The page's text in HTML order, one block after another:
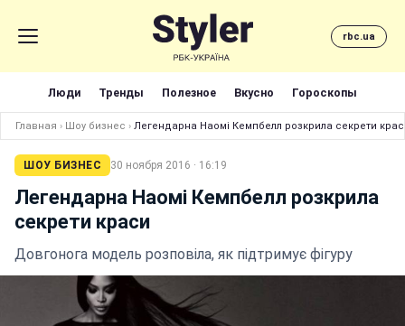
rbc.ua
Люди Тренды Полезное Вкусно Гороскопы
Главная › Шоу бизнес › Легендарна Наомі Кемпбелл розкрила секрети
ШОУ БИЗНЕС 30 ноября 2016 · 16:19
Легендарна Наомі Кемпбелл розкрила
секрети краси
Довгонога модель розповіла, як підтримує фігуру